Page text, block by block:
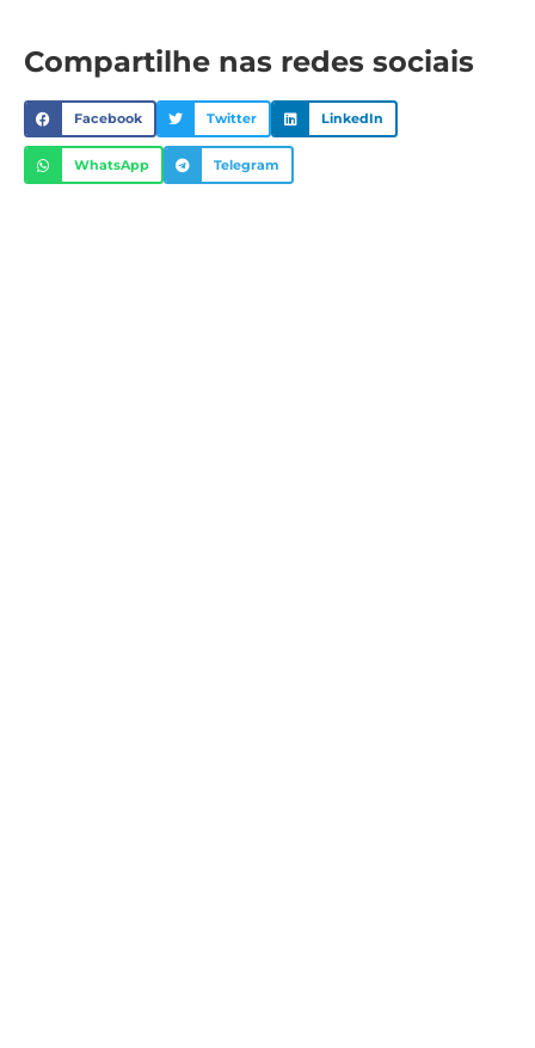
Compartilhe nas redes sociais
Facebook Twitter LinkedIn
WhatsApp Telegram